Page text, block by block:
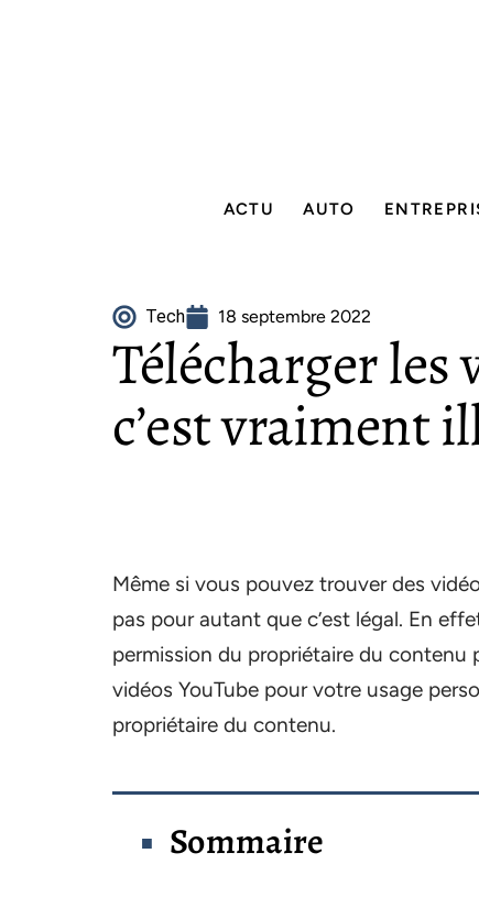
ACTU AUTO
Tech 18 septembre 2022
Télécharger les
c’est vraiment
Même si vous pouvez trouver des
pas pour autant que c’est légal. En
permission du propriétaire du contenu
vidéos YouTube pour votre usage
propriétaire du contenu.
Sommaire